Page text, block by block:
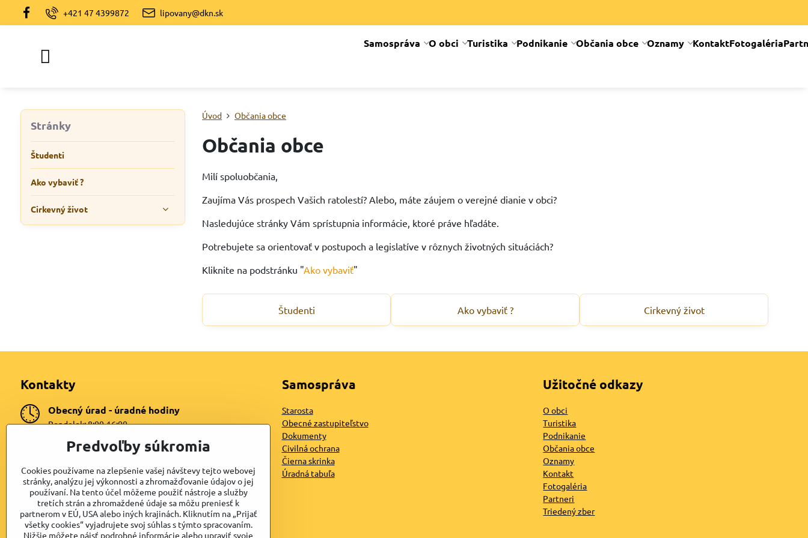
+421 47 4399872 lipovany@dkn.sk
Samospráva O obci Turistika Podnikanie Občania obce Oznamy KontaktFotogaléria
Úvod Občania obce
Občania obce
Milí spoluobčania,
Zaujíma Vás prospech Vašich ratolestí? Alebo, máte záujem o verejné dianie v obci?
Nasledujúce stránky Vám sprístupnia informácie, ktoré práve hľadáte.
Potrebujete sa orientovať v postupoch a legislatíve v rôznych životných situáciách?
Kliknite na podstránku "Ako vybaviť"
Študenti Ako vybaviť ? Cirkevný život
Stránky
Študenti
Ako vybaviť ?
Cirkevný život
Kontakty
Obecný úrad - úradné hodiny
Pondelok: 8:00-16:00
Streda: 8:00-16:00
Piatok: 8:00-16:00
Telefón
+421 47 4399872
E-mail
Samospráva
Starosta
Obecné zastupiteľstvo
Dokumenty
Civilná ochrana
Čierna skrinka
Úradná tabuľa
Užitočné odkazy
O obci
Turistika
Podnikanie
Občania obce
Oznamy
Kontakt
Fotogaléria
Partneri
Triedený zber
Predvoľby súkromia
Cookies používame na zlepšenie vašej návštevy tejto webovej
stránky, analýzu jej výkonnosti a zhromažďovanie údajov o jej
používaní. Na tento účel môžeme použiť nástroje a služby
tretích strán a zhromaždené údaje sa môžu preniesť k
partnerom v EÚ, USA alebo iných krajinách. Kliknutím na „Prijať
všetky cookies“ vyjadrujete svoj súhlas s týmto spracovaním.
Nižšie môžete nájsť podrobné informácie alebo upraviť svoje